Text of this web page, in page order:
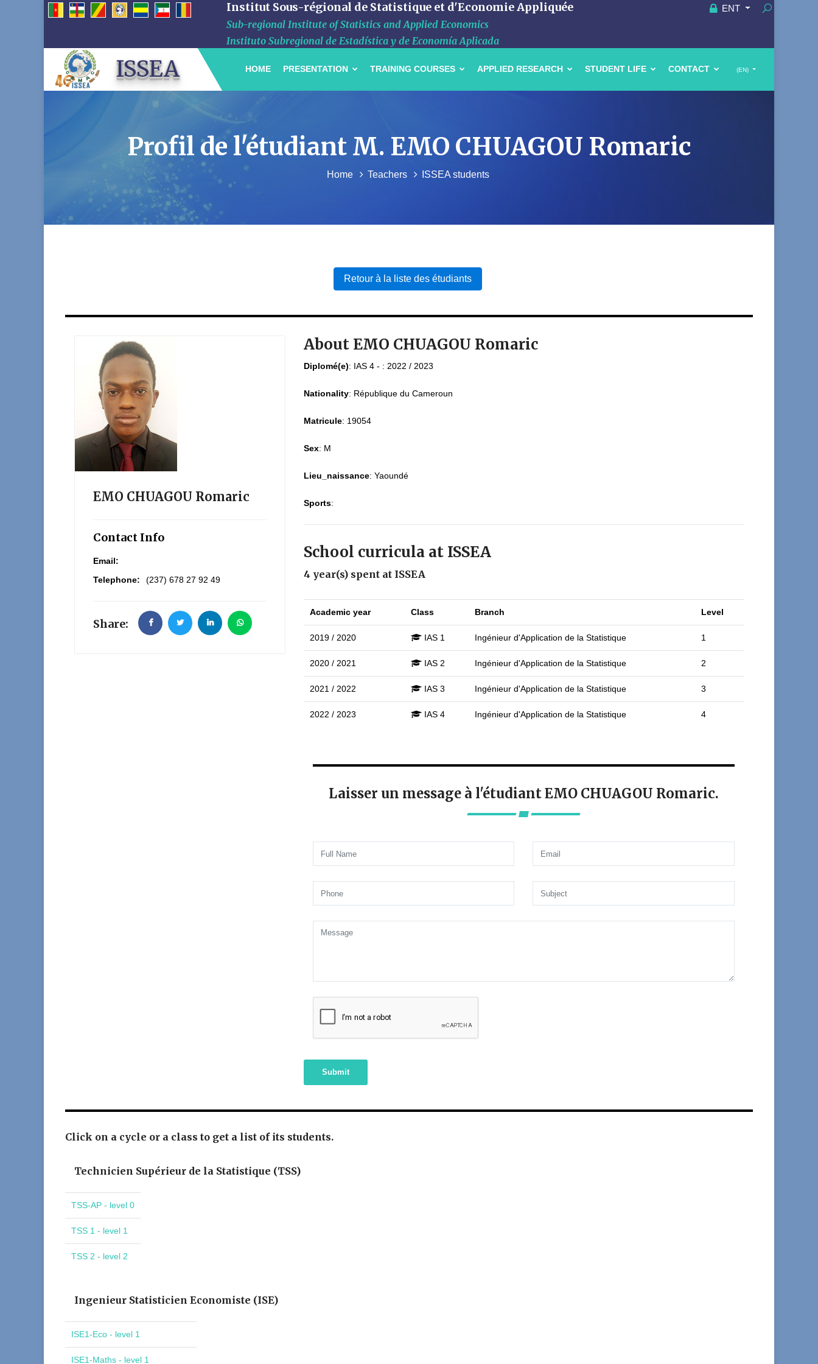
Institut Sous-régional de Statistique et d'Economie Appliquée
Sub-regional Institute of Statistics and Applied Economics
Instituto Subregional de Estadística y de Economía Aplicada
ENT
ISSEA (EN)
HOME PRESENTATION TRAINING COURSES APPLIED RESEARCH STUDENT LIFE CONTACT
Profil de l'étudiant M. EMO CHUAGOU Romaric
Home Teachers ISSEA students
Retour à la liste des étudiants
EMO CHUAGOU Romaric
Contact Info
Email:
Telephone:
(237) 678 27 92 49
Share:
About EMO CHUAGOU Romaric
Diplomé(e): IAS 4 - : 2022 / 2023
Nationality: République du Cameroun
Matricule: 19054
Sex: M
Lieu_naissance: Yaoundé
Sports:
School curricula at ISSEA
4 year(s) spent at ISSEA
Academic year Class Branch Level
2019 / 2020 IAS 1 Ingénieur d'Application de la Statistique 1
2020 / 2021 IAS 2 Ingénieur d'Application de la Statistique 2
2021 / 2022 IAS 3 Ingénieur d'Application de la Statistique 3
2022 / 2023 IAS 4 Ingénieur d'Application de la Statistique 4
Laisser un message à l'étudiant EMO CHUAGOU Romaric.
Submit
Click on a cycle or a class to get a list of its students.
Technicien Supérieur de la Statistique (TSS)
TSS-AP - level 0
TSS 1 - level 1
TSS 2 - level 2
Ingenieur Statisticien Economiste (ISE)
ISE1-Eco - level 1
ISE1-Maths - level 1